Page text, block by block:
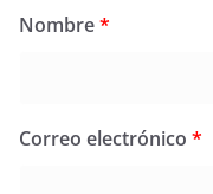
Nombre*
Correo electrónico *